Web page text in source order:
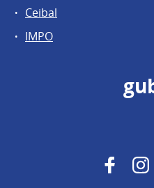
Ceibal
IMPO